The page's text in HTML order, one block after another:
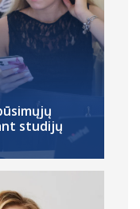
studijų